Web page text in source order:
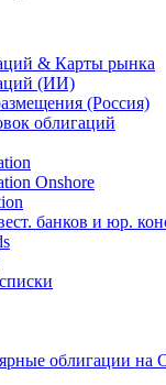
& Карты рынка
(ИИ)
(Россия)
облигаций
Onshore
банков и юр.
облигации на